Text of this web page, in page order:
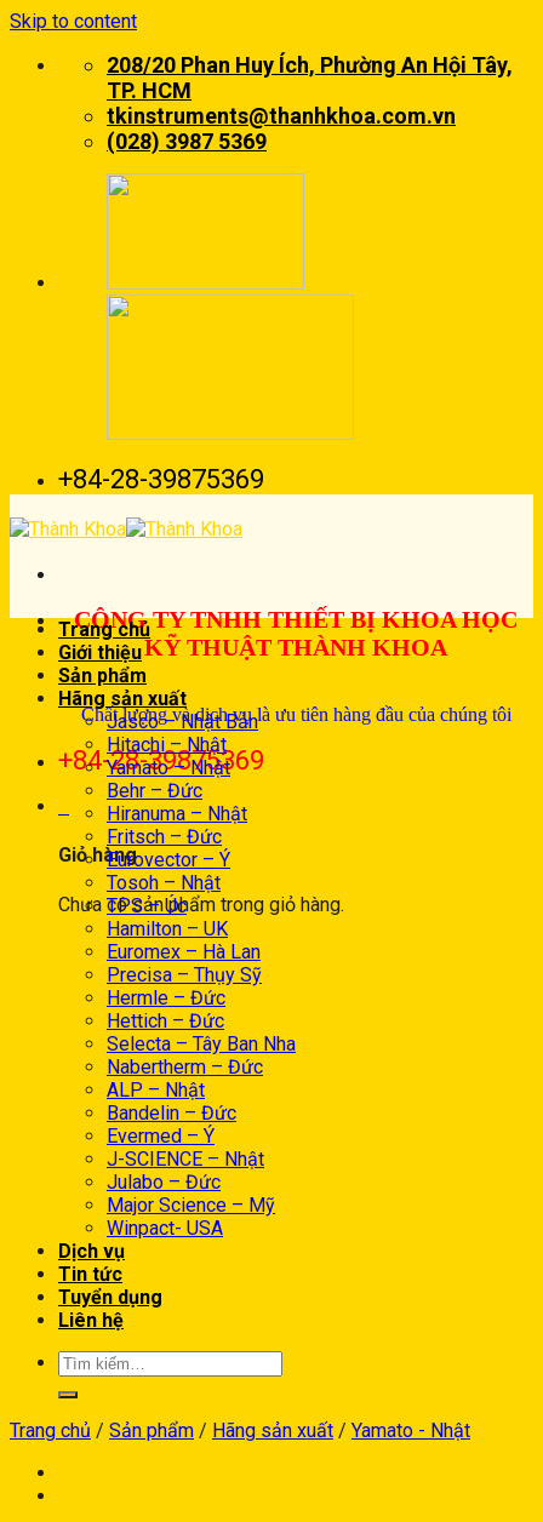
Skip to content
208/20 Phan Huy Ích, Phường An Hội Tây,
TP. HCM
tkinstruments@thanhkhoa.com.vn
(028) 3987 5369
+84-28-39875369
CÔNG TY TNHH THIẾT BỊ KHOA HỌC
KỸ THUẬT THÀNH KHOA
Chất lượng và dịch vụ là ưu tiên hàng đầu của chúng tôi
+84-28-39875369
Giỏ hàng
Chưa có sản phẩm trong giỏ hàng.
Trang chủ
Giới thiệu
Sản phẩm
Hãng sản xuất
Jasco – Nhật Bản
Hitachi – Nhật
Yamato – Nhật
Behr – Đức
Hiranuma – Nhật
Fritsch – Đức
Eurovector – Ý
Tosoh – Nhật
TPS – Úc
Hamilton – UK
Euromex – Hà Lan
Precisa – Thụy Sỹ
Hermle – Đức
Hettich – Đức
Selecta – Tây Ban Nha
Nabertherm – Đức
ALP – Nhật
Bandelin – Đức
Evermed – Ý
J-SCIENCE – Nhật
Julabo – Đức
Major Science – Mỹ
Winpact- USA
Dịch vụ
Tin tức
Tuyển dụng
Liên hệ
Trang chủ / Sản phẩm / Hãng sản xuất / Yamato - Nhật